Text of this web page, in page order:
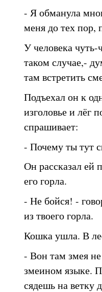
- Я обманула
меня до тех пор,
У человека чуть-
таком случае,-
там встретить
Подъехал он к
изголовье и лёг
спрашивает:
- Почему ты тут
Он рассказал ей
его горла.
- Не бойся! -
из твоего горла.
Кошка ушла. В
- Вон там змея не
змеином языке.
сядешь на ветку